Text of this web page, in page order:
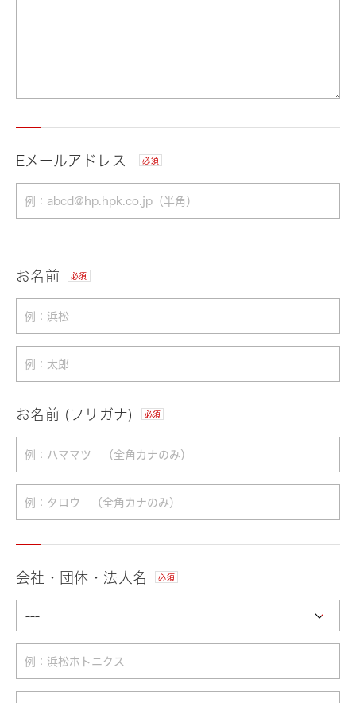
Eメールアドレス 必須
お名前 必須
お名前 (フリガナ) 必須
会社・団体・法人名 必須